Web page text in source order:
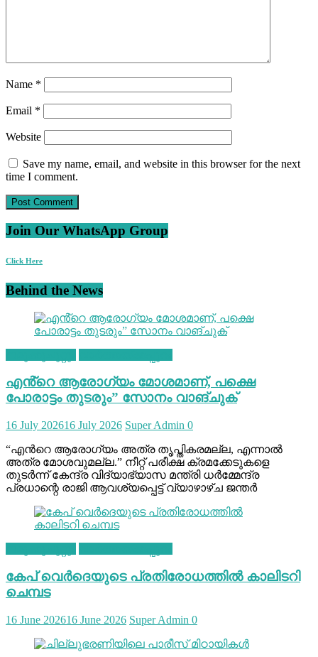
Name *
Email *
Website
Save my name, email, and website in this browser for the next
time I comment.
Join Our WhatsApp Group
Click Here
Behind the News
എൻ്റെ ആരോഗ്യം മോശമാണ്, പക്ഷെ
പോരാട്ടം തുടരും” സോനം വാങ്ചുക്
16 July 202616 July 2026 Super Admin 0
“എന്‍റെ ആരോഗ്യം അത്ര തൃപ്തികരമല്ല, എന്നാൽ
അത്ര മോശവുമല്ല.” നീറ്റ് പരീക്ഷ ക്രമക്കേടുകളെ
തുടർന്ന് കേന്ദ്ര വിദ്യാഭ്യാസ മന്ത്രി ധർമ്മേന്ദ്ര
പ്രധാന്റെ രാജി ആവശ്യപ്പെട്ട് വ്യാഴാഴ്ച ജന്തർ
കേപ് വെര്‍ദെയുടെ പ്രതിരോധത്തില്‍ കാലിടറി
ചെമ്പട
16 June 202616 June 2026 Super Admin 0